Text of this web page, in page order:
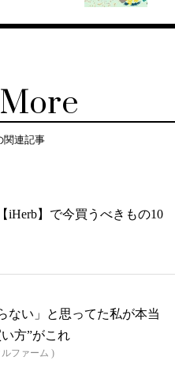
関連記事
iHerb】で今買うべきもの10
ない」と思ってた私が本当
方”がこれ
ファーム )